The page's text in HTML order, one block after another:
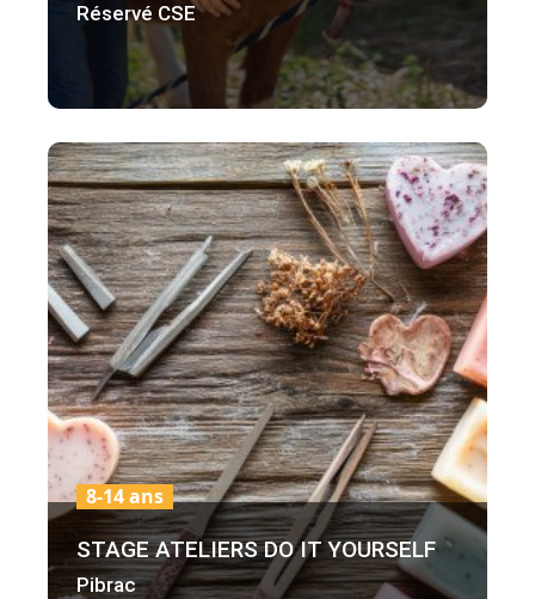
Réservé CSE
STAGE ATELIERS DO IT YOURSELF
Pibrac
8-14 ans